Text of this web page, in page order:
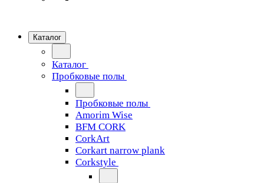
Каталог
Каталог
Пробковые полы
Пробковые полы
Amorim Wise
BFM CORK
CorkArt
Corkart narrow plank
Corkstyle